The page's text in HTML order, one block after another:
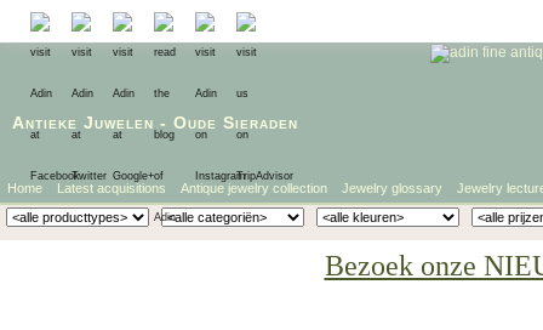
Antieke Juwelen - Oude Sieraden
Home Latest acquisitions Antique jewelry collection Jewelry glossary Jewelry
Bezoek onze